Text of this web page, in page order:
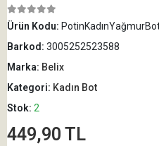
Ürün Kodu:
Barkod: 3005252523588
Marka: Belix
Kategori: Kadın Bot
Stok: 2
449,90 TL